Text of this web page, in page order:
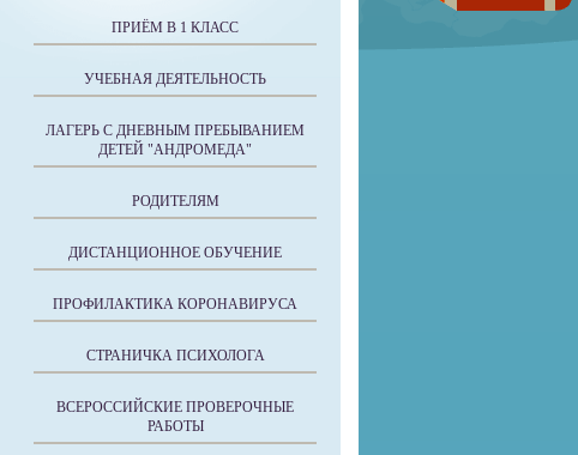
ПРИЁМ В 1 КЛАСС
УЧЕБНАЯ ДЕЯТЕЛЬНОСТЬ
ЛАГЕРЬ С ДНЕВНЫМ ПРЕБЫВАНИЕМ
ДЕТЕЙ "АНДРОМЕДА"
РОДИТЕЛЯМ
ДИСТАНЦИОННОЕ ОБУЧЕНИЕ
ПРОФИЛАКТИКА КОРОНАВИРУСА
СТРАНИЧКА ПСИХОЛОГА
ВСЕРОССИЙСКИЕ ПРОВЕРОЧНЫЕ
РАБОТЫ